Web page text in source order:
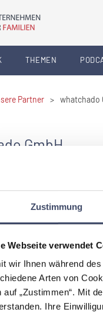
Zustimmung
Webseite verwendet
wir Ihnen während
Arten von
auf „Zustimmen“. Mit
Ihre
THEMEN
Partner > whatchado
GmbH
Fakten
nur für Premium
PARTNER WERDEN